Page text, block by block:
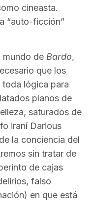
cineasta.
“auto-ficción”
mundo de Bardo,
que los
lógica para
planos de
saturados de
iraní Darious
la conciencia del
sin tratar de
de cajas
falso
en que está